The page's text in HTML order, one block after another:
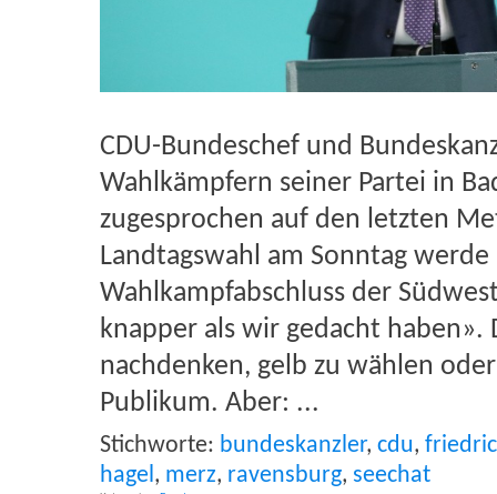
CDU-Bundeschef und
Wahlkämpfern seiner Partei in
zugesprochen auf den letzten
Landtagswahl am Sonntag
Wahlkampfabschluss der
knapper als wir gedacht
nachdenken, gelb zu wählen
Publikum. Aber: ...
Stichworte: bundeskanzler, cdu,
hagel, merz, ravensburg, seechat